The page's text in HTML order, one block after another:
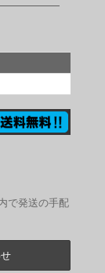
で発送の手配